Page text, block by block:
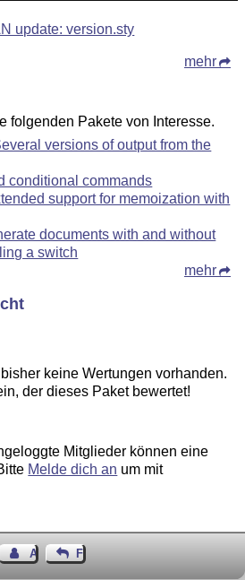
update: version.sty
mehr
folgenden Pakete von Interesse.
versions of output from the
conditional commands
support for memoization with
documents with and without
a switch
mehr
keine Wertungen vorhanden.
der dieses Paket bewertet!
Mitglieder können eine
Melde dich an um mit
Autor kontaktieren
Feedback